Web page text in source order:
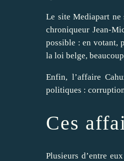
Le site Mediapart ne
chroniqueur Jean-
possible : en votant,
la loi belge,
Enfin, l’affaire
politiques :
Ces
Plusieurs d’entre